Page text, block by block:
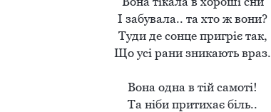
І забувала.. та хто ж вони?
Туди де сонце пригріє так,
Що усі рани зникають враз.
Вона одна в тій самоті!
Та ніби притихає біль..